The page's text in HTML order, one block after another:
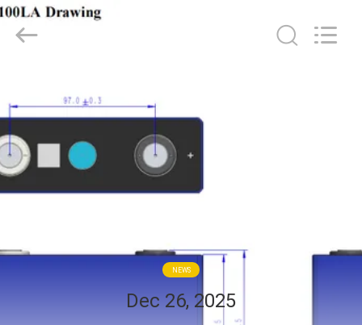
পণ্য
আমাদের
G-
TECH
POWER
GROUP.
NEWS
Dec 26, 2025